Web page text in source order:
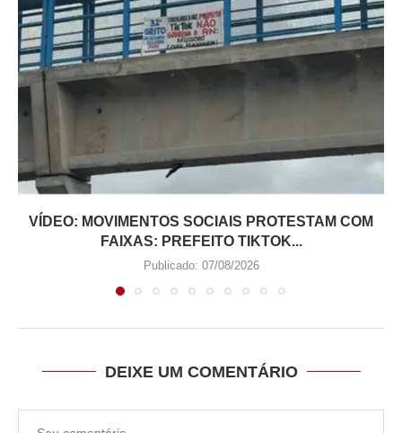
VÍDEO: MOVIMENTOS SOCIAIS PROTESTAM COM
FAIXAS: PREFEITO TIKTOK...
Publicado: 07/08/2026
DEIXE UM COMENTÁRIO